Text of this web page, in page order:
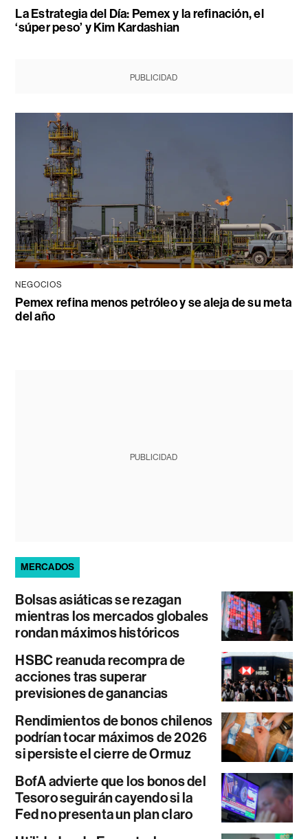
La Estrategia del Día: Pemex y la refinación, el
‘súper peso’ y Kim Kardashian
PUBLICIDAD
NEGOCIOS
Pemex refina menos petróleo y se aleja de su meta
del año
PUBLICIDAD
MERCADOS
Bolsas asiáticas se rezagan
mientras los mercados globales
rondan máximos históricos
HSBC reanuda recompra de
acciones tras superar
previsiones de ganancias
Rendimientos de bonos chilenos
podrían tocar máximos de 2026
si persiste el cierre de Ormuz
BofA advierte que los bonos del
Tesoro seguirán cayendo si la
Fed no presenta un plan claro